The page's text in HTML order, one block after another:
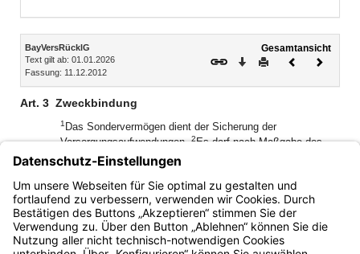
Inhalt
BayVersRücklG
Text gilt ab: 01.01.2026
Fassung: 11.12.2012
Gesamtansicht
Download
DruckenVorheriges
Art. 3 Zweckbindung
1 Das Sondervermögen dient der Sicherung der
Versorgungsaufwendungen.2Es darf nach Maßgabe des
Art. 7 nur zur Entlastung von Versorgungsaufwendungen
Ansprüche der
Versorgungsberechtigten gegen das Sondervermögen
werden nicht begründet.
Bayern.de